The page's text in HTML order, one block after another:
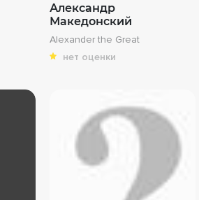
Александр
Македонский
Alexander the Great
нет оценки